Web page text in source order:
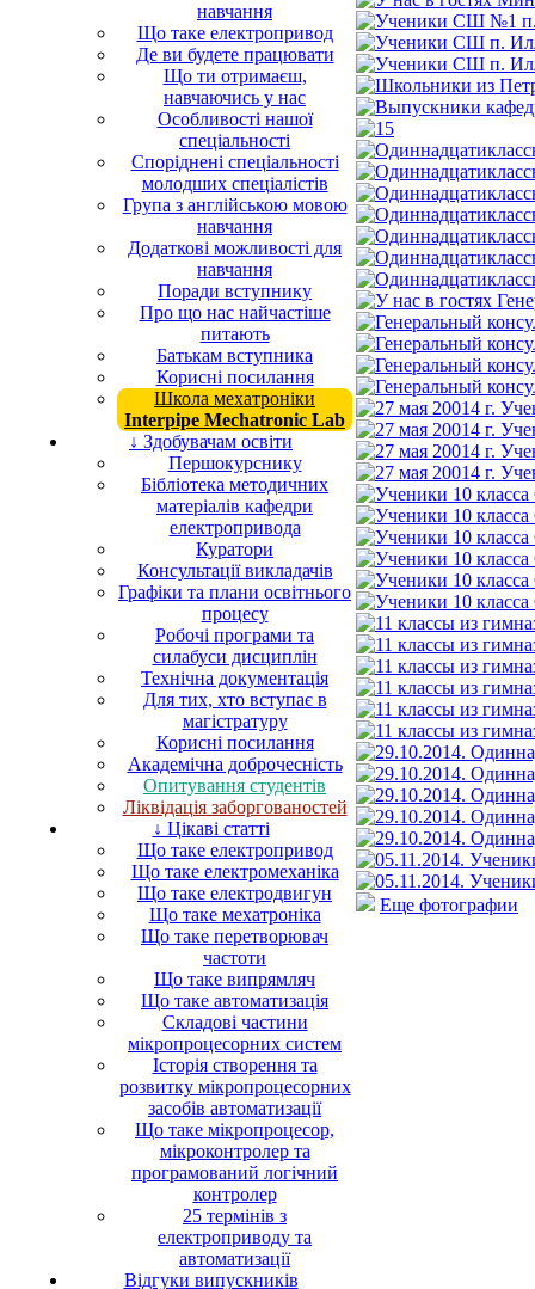
навчання
Що таке електропривод
Де ви будете працювати
Що ти отримаєш,
навчаючись у нас
Особливості нашої
спеціальності
Споріднені спеціальності
молодших спеціалістів
Група з англійською мовою
навчання
Додаткові можливості для
навчання
Поради вступнику
Про що нас найчастіше
питають
Батькам вступника
Корисні посилання
Школа мехатроніки
Interpipe Mechatronic Lab
↓ Здобувачам освіти
Першокурснику
Бібліотека методичних
матеріалів кафедри
електропривода
Куратори
Консультації викладачів
Графіки та плани освітнього
процесу
Робочі програми та
силабуси дисциплін
Технічна документація
Для тих, хто вступає в
магістратуру
Корисні посилання
Академічна доброчесність
Опитування студентів
Ліквідація заборгованостей
↓ Цікаві статті
Що таке електропривод
Що таке електромеханіка
Що таке електродвигун
Що таке мехатроніка
Що таке перетворювач
частоти
Що таке випрямляч
Що таке автоматизація
Складові частини
мікропроцесорних систем
Історія створення та
розвитку мікропроцесорних
засобів автоматизації
Що таке мікропроцесор,
мікроконтролер та
програмований логічний
контролер
25 термінів з
електроприводу та
автоматизації
Відгуки випускників
Еще фотографии